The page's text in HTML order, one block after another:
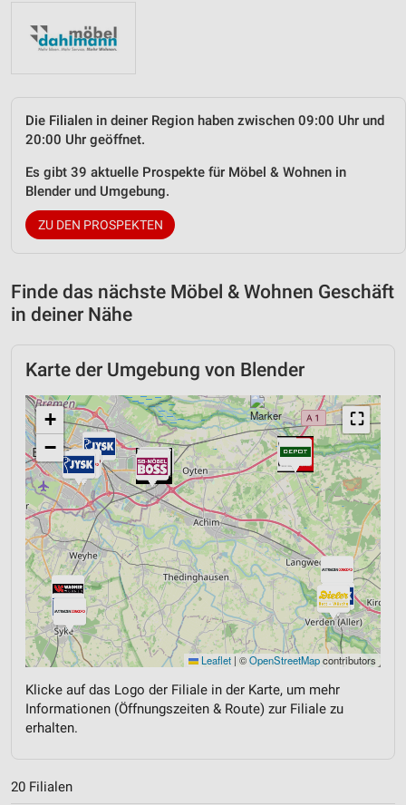
Die Filialen in deiner Region haben zwischen 09:00 Uhr und
20:00 Uhr geöffnet.
Es gibt 39 aktuelle Prospekte für Möbel & Wohnen in
Blender und Umgebung.
ZU DEN PROSPEKTEN
Finde das nächste Möbel & Wohnen Geschäft
in deiner Nähe
Karte der Umgebung von Blender
⛶
+
−
Leaflet | ©OpenStreetMapcontributors
Klicke auf das Logo der Filiale in der Karte, um mehr
Informationen (Öffnungszeiten & Route) zur Filiale zu
erhalten.
20 Filialen